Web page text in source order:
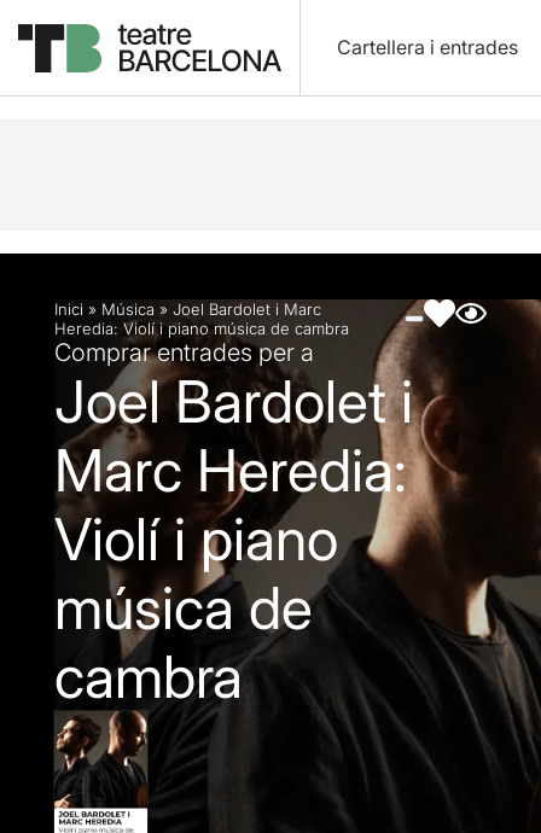
Cartellera i entrades
Descripció Fitxa artística Fotos i vídeos
Inici » Música » Joel Bardolet i Marc
Heredia: Violí i piano música de cambra
Comprar entrades per a
Joel Bardolet i
Marc Heredia:
Violí i piano
música de
cambra